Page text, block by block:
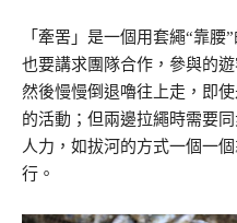
「牽罟」是一個用套繩“靠腰
也要講求團隊合作，參與的
然後慢慢倒退嚕往上走，即
的活動；但兩邊拉繩時需要
人力，如拔河的方式一個一
行。